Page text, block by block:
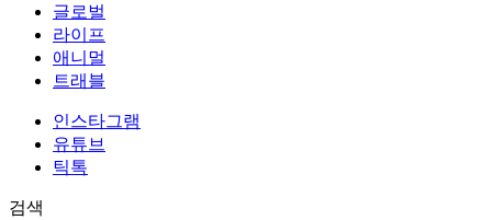
글로벌
라이프
애니멀
트래블
인스타그램
유튜브
틱톡
검색